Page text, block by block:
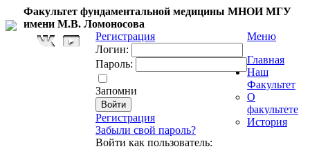
Факультет фундаментальной медицины МНОИ МГУ
имени М.В. Ломоносова
Регистрация
Логин:
Пароль:
Запомни
Регистрация
Забыли свой пароль?
Войти как пользователь:
Меню
Главная
Наш
Факультет
О
факультете
История